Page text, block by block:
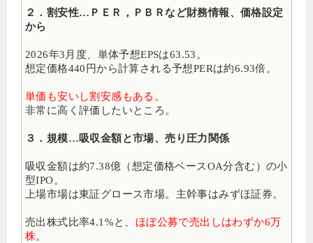
２．割安性…ＰＥＲ，ＰＢＲなど財務情報、価格設定
から
2026年3月度、単体予想EPSは63.53。
想定価格440円から計算される予想PERは約6.93倍。
単価も安いし割安感もある。
非常に高く評価したいところ。
３．規模…吸収金額と市場、売り圧力関係
吸収金額は約7.38億（想定価格ベースOA分含む）の小
型IPO。
上場市場は東証グロース市場。主幹事はみずほ証券。
売出株式比率4.1%と、 ほぼ公募で売出しはわずか6万
株。